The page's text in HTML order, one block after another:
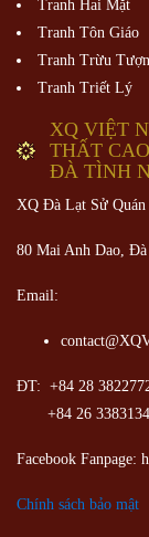
Email:
ĐT: +84 28
+84 26
Facebook Fanpage:
Chính sách bảo mật
Chính sách bảo hành,
Chính sách giao
Hướng dẫn mua
Hướng dẫn thanh